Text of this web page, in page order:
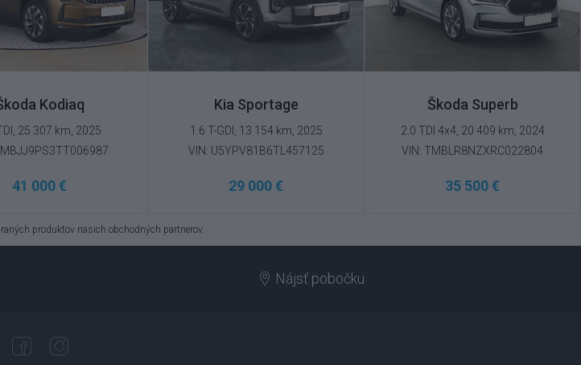
Kodiaq
25 307 km, 2025
41 000 €
Kia Sportage
1.6 T-GDI, 13 154 km, 2025
VIN: U5YPV81B6TL457125
29 000 €
Škoda Superb
2.0 TDI 4x4, 20 409 km, 2024
VIN: TMBLR8NZXRC022804
35 500 €
produktov nasich obchodných partnerov.
Nájsť pobočku